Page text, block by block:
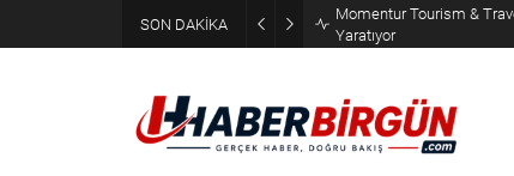
SON DAKİKA
Erdoğan, Suudi
Görüşecek